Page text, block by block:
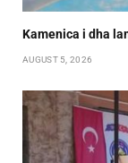
Kamenica i dha
AUGUST 5, 2026